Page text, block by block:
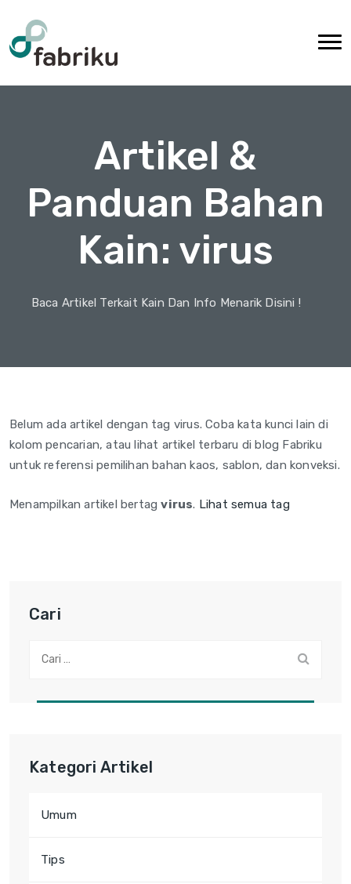
Artikel &
Panduan Bahan
Kain: virus
Baca Artikel Terkait Kain Dan Info Menarik Disini !
Belum ada artikel dengan tag virus. Coba kata kunci lain di
kolom pencarian, atau lihat artikel terbaru di blog Fabriku
untuk referensi pemilihan bahan kaos, sablon, dan konveksi.
Menampilkan artikel bertagvirus. Lihat semua tag
Cari
Kategori Artikel
Umum
Tips